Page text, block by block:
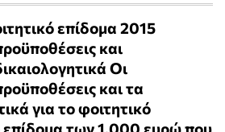
επίδομα 2015
και
Οι
και τα
για το φοιτητικό
επίδομα των 1.000 ευρώ που